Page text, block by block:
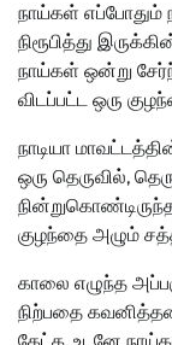
நாய்கள் எப்போதும்
நிரூபித்து
நாய்கள் ஒன்று
விடப்பட்ட ஒரு
நாடியா
ஒரு தெருவில்,
குழந்தை அழும்
காலை எழுந்த
நிற்பதை